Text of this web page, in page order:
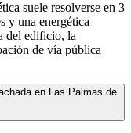
suele resolverse en 3
y una energética
del edificio, la
de vía pública
en Las Palmas de